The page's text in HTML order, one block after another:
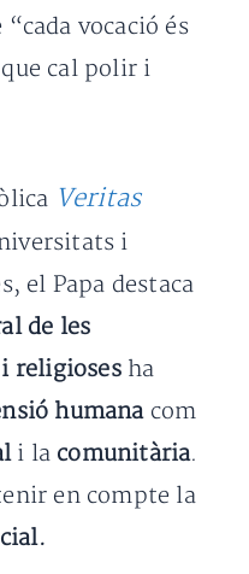
vocació és
cal polir i
Veritas
i
el Papa destaca
de les
religiosesha
humana com
i la comunitària.
en compte la